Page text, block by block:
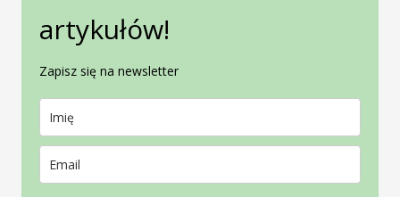
artykułów!
Zapisz się na newsletter